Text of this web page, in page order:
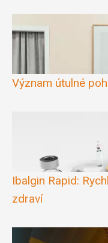
Význam útulné
Ibalgin Rapid:
zdraví